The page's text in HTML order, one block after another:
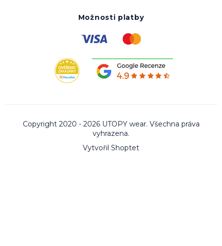
Možnosti platby
Vytvořil Shoptet
Copyright 2020 - 2026 UTOPY wear. Všechna práva
vyhrazena.